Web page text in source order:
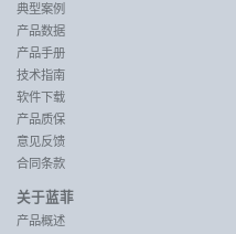
典型案例
产品数据
产品手册
技术指南
软件下载
产品质保
意见反馈
合同条款
关于蓝菲
产品概述